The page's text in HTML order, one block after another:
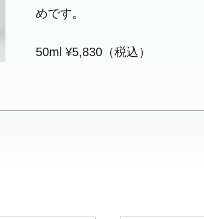
めです。
50ml ¥5,830（税込）